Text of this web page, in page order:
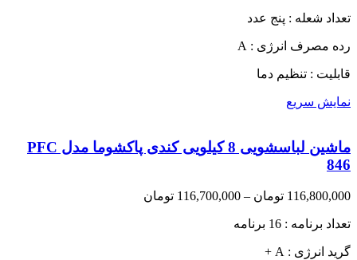
تعداد شعله : پنج عدد
رده مصرف انرژی : A
قابلیت : تنظیم دما
نمایش سریع
ماشین لباسشویی 8 کیلویی کندی پاکشوما مدل PFC
846
116,800,000 تومان –
116,700,000 تومان
تعداد برنامه : 16 برنامه
گرید انرژی : A +